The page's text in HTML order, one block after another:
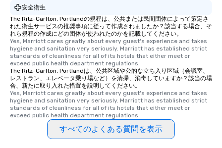
安全衛生
The Ritz-Carlton, Portlandの規程は、公共または民間団体によって策定さ
れた衛生サービスの推奨事項に従って作成されましたか？該当する場合、そ
れら規程の作成にどの団体が使われたのかを記載してください。
Yes, Marriott cares greatly about every guest's experience and takes
hygiene and sanitation very seriously. Marriott has established strict
standards of cleanliness for all of its hotels that either meet or
exceed public health department regulations.
The Ritz-Carlton, Portlandは、公共区域や公的な立ち入り区域（会議室、
レストラン、エレベータ乗り場など）を清掃、消毒していますか？該当の場
合、新たに取り入れた措置を説明してください。
Yes, Marriott cares greatly about every guest's experience and takes
hygiene and sanitation very seriously. Marriott has established strict
standards of cleanliness for all of its hotels that either meet or
exceed public health department regulations.
すべてのよくある質問を表示